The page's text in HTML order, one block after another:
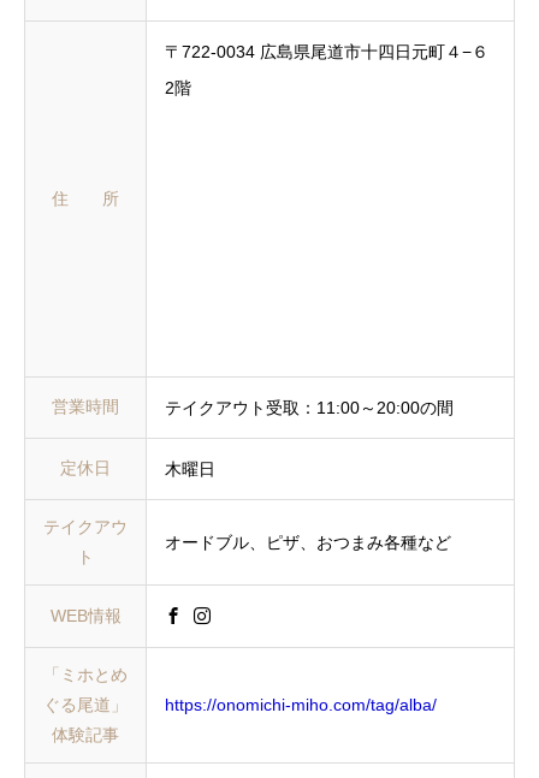
住 所
〒722-0034 広島県尾道市十四日元町４−６
2階
営業時間 テイクアウト受取：11:00～20:00の間
定休日 木曜日
テイクアウ
ト
オードブル、ピザ、おつまみ各種など
WEB情報
「ミホとめ
ぐる尾道」
体験記事
https://onomichi-miho.com/tag/alba/